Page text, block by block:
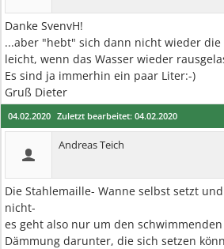
Danke SvenvH!
...aber "hebt" sich dann nicht wieder
leicht, wenn das Wasser wieder
Es sind ja immerhin ein paar Liter:-)
Gruß Dieter
04.02.2020 Zuletzt bearbeitet: 04.02.2020
Andreas Teich
Die Stahlemaille- Wanne selbst setzt
nicht-
es geht also nur um den
Dämmung darunter, die sich setzen